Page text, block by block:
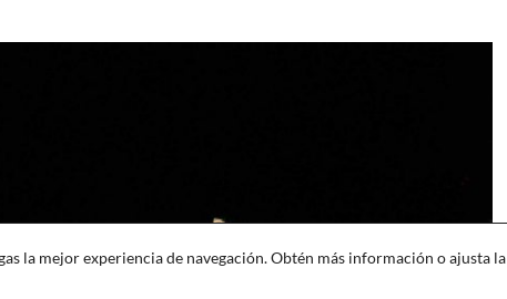
la mejor experiencia de navegación. Obtén más información o ajusta la